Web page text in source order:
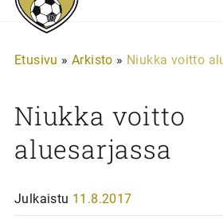
Etusivu » Arkisto » Niukka voitto
Niukka voitto
aluesarjassa
Julkaistu 11.8.2017